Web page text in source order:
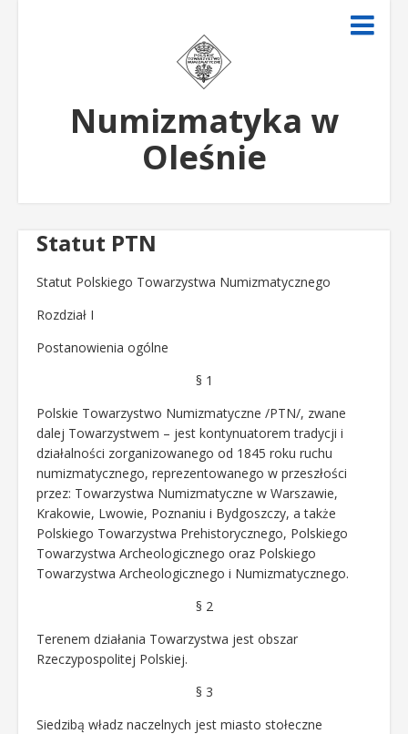
Numizmatyka w
Oleśnie
Statut PTN
Statut Polskiego Towarzystwa Numizmatycznego
Rozdział I
Postanowienia ogólne
§ 1
Polskie Towarzystwo Numizmatyczne /PTN/, zwane
dalej Towarzystwem – jest kontynuatorem tradycji i
działalności zorganizowanego od 1845 roku ruchu
numizmatycznego, reprezentowanego w przeszłości
przez: Towarzystwa Numizmatyczne w Warszawie,
Krakowie, Lwowie, Poznaniu i Bydgoszczy, a także
Polskiego Towarzystwa Prehistorycznego, Polskiego
Towarzystwa Archeologicznego oraz Polskiego
Towarzystwa Archeologicznego i Numizmatycznego.
§ 2
Terenem działania Towarzystwa jest obszar
Rzeczypospolitej Polskiej.
§ 3
Siedzibą władz naczelnych jest miasto stołeczne